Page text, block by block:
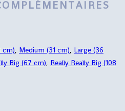
cm), Medium (31 cm), Large (36
Big (67 cm), Really Really Big (108